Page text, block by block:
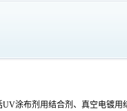
涂布剂用结合剂、真空电镀用